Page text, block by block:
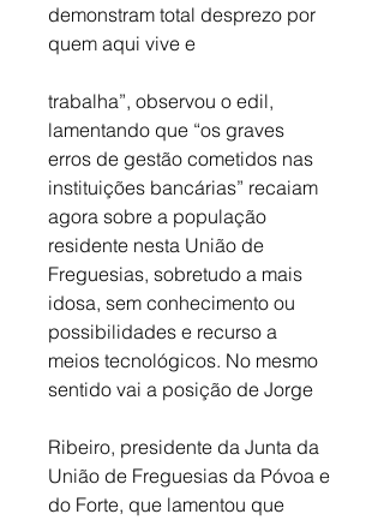
demonstram total desprezo por
quem aqui vive e
trabalha”, observou o edil,
lamentando que “os graves
erros de gestão cometidos nas
instituições bancárias” recaiam
agora sobre a população
residente nesta União de
Freguesias, sobretudo a mais
idosa, sem conhecimento ou
possibilidades e recurso a
meios tecnológicos. No mesmo
sentido vai a posição de Jorge
Ribeiro, presidente da Junta da
União de Freguesias da Póvoa e
do Forte, que lamentou que